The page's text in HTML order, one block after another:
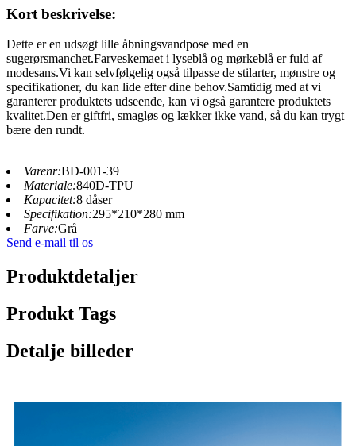
Kort beskrivelse:
Dette er en udsøgt lille åbningsvandpose med en
sugerørsmanchet.Farveskemaet i lyseblå og mørkeblå er fuld af
modesans.Vi kan selvfølgelig også tilpasse de stilarter, mønstre og
specifikationer, du kan lide efter dine behov.Samtidig med at vi
garanterer produktets udseende, kan vi også garantere produktets
kvalitet.Den er giftfri, smagløs og lækker ikke vand, så du kan trygt
bære den rundt.
Varenr:BD-001-39
Materiale:840D-TPU
Kapacitet:8 dåser
Specifikation:295*210*280 mm
Farve:Grå
Send e-mail til os
Produktdetaljer
Produkt Tags
Detalje billeder